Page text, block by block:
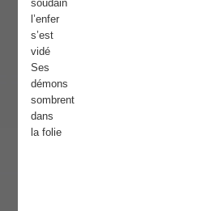
soudain
l’enfer
s’est
vidé
Ses
démons
sombrent
dans
la folie